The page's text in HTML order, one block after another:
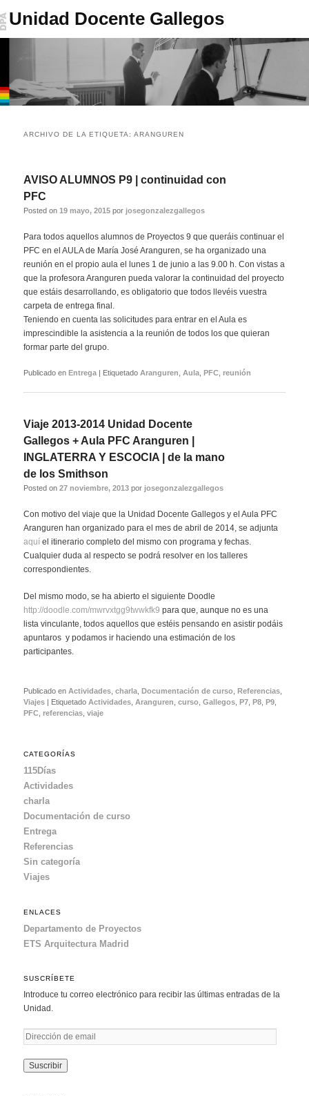
Unidad Docente Gallegos
principal
secundario
ARCHIVO DE LA ETIQUETA:ARANGUREN
AVISO ALUMNOS P9 | continuidad con
PFC
Posted on19 mayo, 2015 por josegonzalezgallegos
Para todos aquellos alumnos de Proyectos 9 que queráis continuar el
PFC en el AULA de María José Aranguren, se ha organizado una
reunión en el propio aula el lunes 1 de junio a las 9.00 h. Con vistas a
que la profesora Aranguren pueda valorar la continuidad del proyecto
que estáis desarrollando, es obligatorio que todos llevéis vuestra
carpeta de entrega final.
Teniendo en cuenta las solicitudes para entrar en el Aula es
imprescindible la asistencia a la reunión de todos los que quieran
formar parte del grupo.
Publicado en Entrega | Etiquetado Aranguren Aula ,PFC ,reunión
Viaje 2013-2014 Unidad Docente
Gallegos + Aula PFC Aranguren |
INGLATERRA Y ESCOCIA | de la mano
de los Smithson
Posted on27 noviembre, 2013 por josegonzalezgallegos
Con motivo del viaje que la Unidad Docente Gallegos y el Aula PFC
Aranguren han organizado para el mes de abril de 2014, se adjunta
aquí el itinerario completo del mismo con programa y fechas.
Cualquier duda al respecto se podrá resolver en los talleres
correspondientes.
Del mismo modo, se ha abierto el siguiente Doodle
http://doodle.com/mwrvxtgg9twwkfk9 para que, aunque no es una
lista vinculante, todos aquellos que estéis pensando en asistir podáis
apuntaros y podamos ir haciendo una estimación de los
participantes.
Publicado en Actividades ,charla ,Documentación de curso ,Referencias
Viajes | Etiquetado Actividades Aranguren ,curso ,Gallegos ,P7 ,P8 ,P9
PFC ,referencias ,viaje
CATEGORÍAS
115Días
Actividades
charla
Documentación de curso
Entrega
Referencias
Sin categoría
Viajes
ENLACES
Departamento de Proyectos
ETS Arquitectura Madrid
SUSCRÍBETE
Introduce tu correo electrónico para recibir las últimas entradas de la
Unidad.
D
r